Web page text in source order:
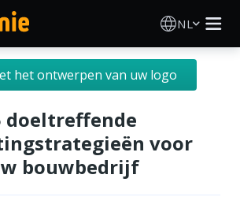
NL
het ontwerpen van uw logo
doeltreffende
voor
bouwbedrijf